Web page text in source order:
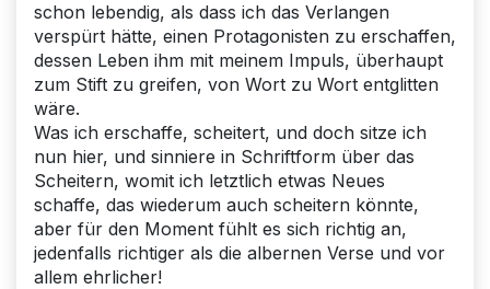
schon lebendig, als dass ich das Verlangen
verspürt hätte, einen Protagonisten zu erschaffen,
dessen Leben ihm mit meinem Impuls, überhaupt
zum Stift zu greifen, von Wort zu Wort entglitten
wäre.
Was ich erschaffe, scheitert, und doch sitze ich
nun hier, und sinniere in Schriftform über das
Scheitern, womit ich letztlich etwas Neues
schaffe, das wiederum auch scheitern könnte,
aber für den Moment fühlt es sich richtig an,
jedenfalls richtiger als die albernen Verse und vor
allem ehrlicher!